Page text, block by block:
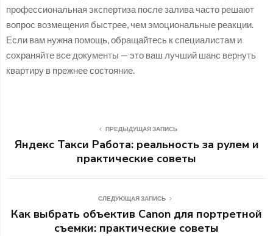
профессиональная экспертиза после залива часто решают
вопрос возмещения быстрее, чем эмоциональные реакции.
Если вам нужна помощь, обращайтесь к специалистам и
сохраняйте все документы — это ваш лучший шанс вернуть
квартиру в прежнее состояние.
ПРЕДЫДУЩАЯ ЗАПИСЬ
Яндекс Такси Работа: реальность за рулем и
практические советы
СЛЕДУЮЩАЯ ЗАПИСЬ
Как выбрать объектив Canon для портретной
съемки: практические советы